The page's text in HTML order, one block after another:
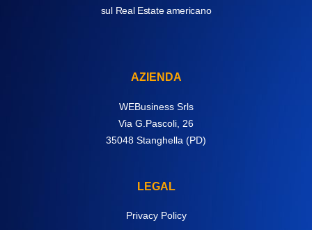
sul Real Estate americano
AZIENDA
WEBusiness Srls
Via G.Pascoli, 26
35048 Stanghella (PD)
LEGAL
Privacy Policy